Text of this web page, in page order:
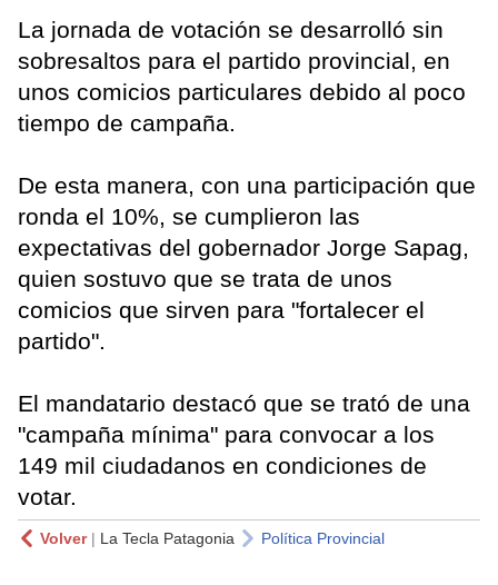
La jornada de votación se desarrolló sin
sobresaltos para el partido provincial, en
unos comicios particulares debido al poco
tiempo de campaña.
De esta manera, con una participación que
ronda el 10%, se cumplieron las
expectativas del gobernador Jorge Sapag,
quien sostuvo que se trata de unos
comicios que sirven para "fortalecer el
partido".
El mandatario destacó que se trató de una
"campaña mínima" para convocar a los
149 mil ciudadanos en condiciones de
votar.
Volver| La Tecla Patagonia Política Provincial